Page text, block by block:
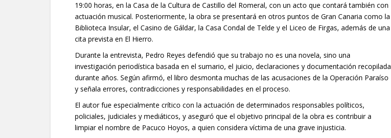
19:00 horas, en la Casa de la Cultura de Castillo del Romeral, con un acto que contará también con
actuación musical. Posteriormente, la obra se presentará en otros puntos de Gran Canaria como la
Biblioteca Insular, el Casino de Gáldar, la Casa Condal de Telde y el Liceo de Firgas, además de una
cita prevista en El Hierro.
Durante la entrevista, Pedro Reyes defendió que su trabajo no es una novela, sino una
investigación periodística basada en el sumario, el juicio, declaraciones y documentación recopilada
durante años. Según afirmó, el libro desmonta muchas de las acusaciones de la Operación Paraíso
y señala errores, contradicciones y responsabilidades en el proceso.
El autor fue especialmente crítico con la actuación de determinados responsables políticos,
policiales, judiciales y mediáticos, y aseguró que el objetivo principal de la obra es contribuir a
limpiar el nombre de Pacuco Hoyos, a quien considera víctima de una grave injusticia.